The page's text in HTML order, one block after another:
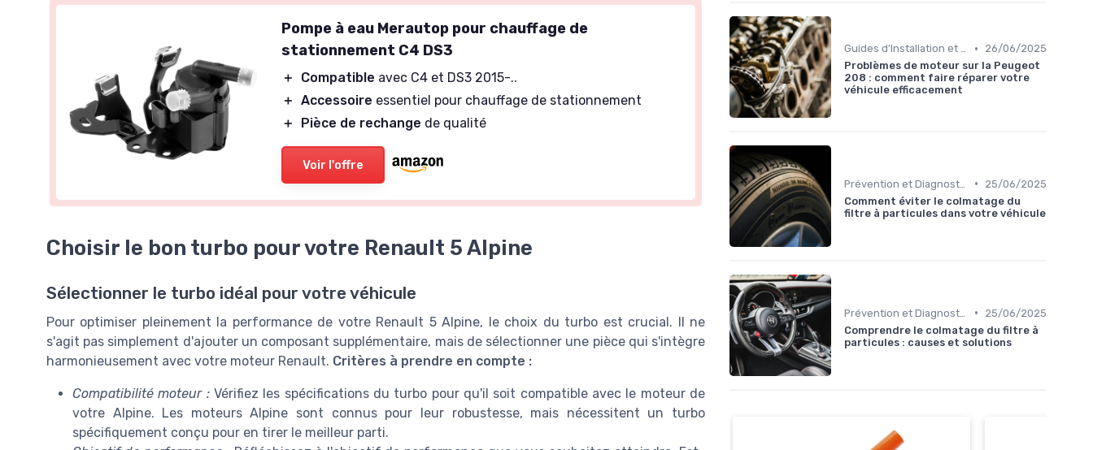
Pompe à eau Merautop pour chauffage de
stationnement C4 DS3
＋ Compatible avec C4 et DS3 2015-..
＋ Accessoire essentiel pour chauffage de stationnement
＋
Pièce de rechange de qualité
Voir l'offre
Choisir le bon turbo pour votre Renault 5 Alpine
Sélectionner le turbo idéal pour votre véhicule
Pour optimiser pleinement la performance de votre Renault 5 Alpine, le choix du turbo est crucial. Il ne
s'agit pas simplement d'ajouter un composant supplémentaire, mais de sélectionner une pièce qui s'intègre
harmonieusement avec votre moteur Renault. Critères à prendre en compte :
Compatibilité moteur :Vérifiez les spécifications du turbo pour qu'il soit compatible avec le moteur de
votre Alpine. Les moteurs Alpine sont connus pour leur robustesse, mais nécessitent un turbo
spécifiquement conçu pour en tirer le meilleur parti.
Guides d'Installation et de Réparation •
26/06/2025
Problèmes de moteur sur la Peugeot
208 : comment faire réparer votre
véhicule efficacement
•
25/06/2025
Comment éviter le colmatage du
filtre à particules dans votre véhicule
•
25/06/2025
Comprendre le colmatage du filtre à
particules : causes et solutions